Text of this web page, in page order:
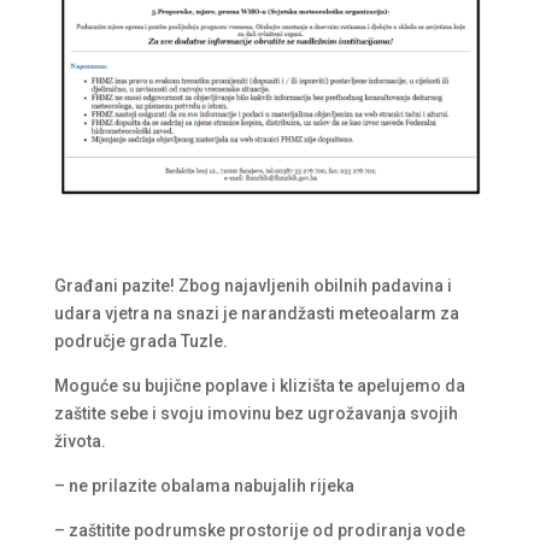
Građani pazite! Zbog najavljenih obilnih padavina i
udara vjetra na snazi je narandžasti meteoalarm za
područje grada Tuzle.
Moguće su bujične poplave i klizišta te apelujemo da
zaštite sebe i svoju imovinu bez ugrožavanja svojih
života.
– ne prilazite obalama nabujalih rijeka
– zaštitite podrumske prostorije od prodiranja vode